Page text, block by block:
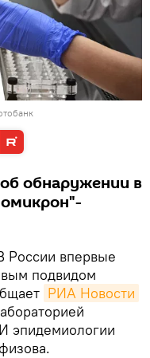
обнаружении в
России впервые
подвидом
РИА Новости
эпидемиологии